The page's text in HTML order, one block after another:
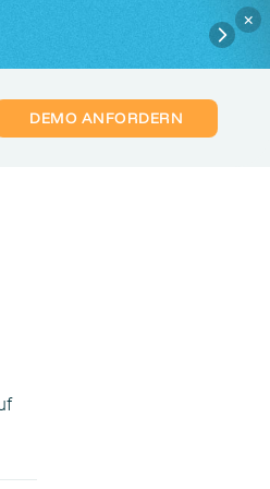
SICHERN
×
DEMO ANFORDERN